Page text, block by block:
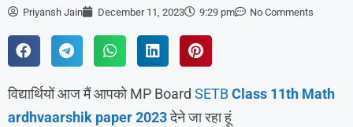
Priyansh Jain December 11, 2023 9:29 pm No Comments
विद्यार्थियों आज मैं आपको MP Board SETBClass 11th Math
ardhvaarshik paper 2023देने जा रहा हूं